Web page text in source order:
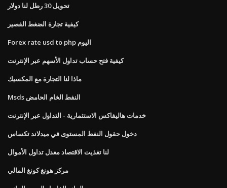
تحويل 30 رطل لنا دولار
كيفية تجارة الضغط القصير
Forex rate usd to php اليوم
كيفية فتح حساب تداول الأسهم عبر الإنترنت
ماذا لنا التجارة مع المكسيك
Msds النفط الخام الحامض
خدمات هاليفاكس الاستثمارية - التداول عبر الإنترنت
دخول حقول النفط المستوى في ميدلاند تكساس
لنا تغذيت الاقتصاد معدل تداول الأموال
مركز هونغ كونغ المالي